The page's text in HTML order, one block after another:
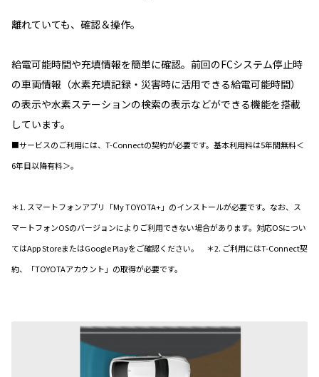
離れていても、確認＆操作。
給電可能時間や充填情報を簡単に確認。前回のFCシステム停止時
の車両情報（水素充填記録・災害時に活用できる給電可能時間）
の表示や水素ステーションの検索の表示などができる機能を搭載
しています。
■サービスのご利用には、T-Connectの契約が必要です。基本利用料は5年間無料＜
6年目以降有料＞。
＊1. スマートフォンアプリ「My TOYOTA+」のインストールが必要です。なお、ス
マートフォンOSのバージョンによりご利用できない場合があります。対応OSについ
てはApp StoreまたはGoogle Playをご確認ください。 ＊2. ご利用にはT-Connect契
約、「TOYOTAアカウント」の取得が必要です。